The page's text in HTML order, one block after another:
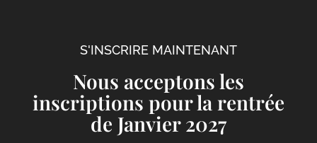
S'INSCRIRE MAINTENANT
Nous acceptons les
inscriptions pour la rentrée
de Janvier 2027